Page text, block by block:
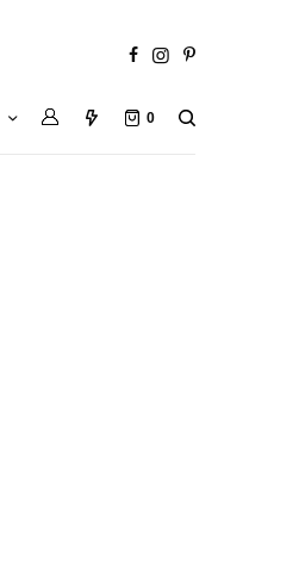
0